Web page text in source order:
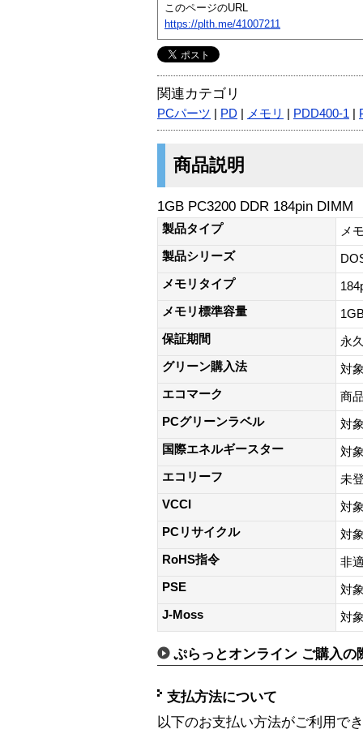
このページのURL
https://plth.me/41007211
関連カテゴリ
PCパーツ PD メモリ PDD400-1
商品説明
1GB PC3200 DDR 184pin DIMM
製品タイプ
メ
製品シリーズ
メモリタイプ
メモリ標準容量
保証期間
永
グリーン購入法
対
エコマーク
商
PCグリーンラベル
対
国際エネルギースター
対
エコリーフ
未
VCCI
対
PCリサイクル
対
RoHS指令
非
PSE
対
J-Moss
対
ぷらっとオンライン ご購入の
支払方法について
以下のお支払い方法がご利用で